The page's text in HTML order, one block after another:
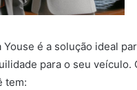
Youse é a solução ideal
para o seu veículo.
tem: